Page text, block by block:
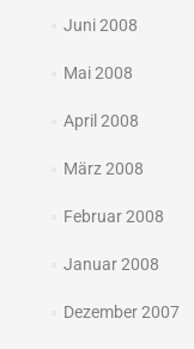
Juni 2008
Mai 2008
April 2008
März 2008
Februar 2008
Januar 2008
Dezember 2007